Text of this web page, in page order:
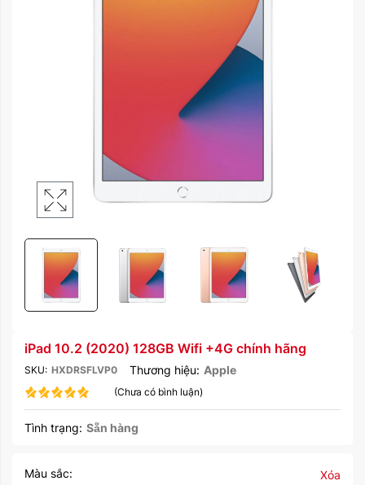
iPad 10.2 (2020) 128GB Wifi +4G chính hãng
SKU: HXDRSFLVP0 Thương hiệu: Apple
(Chưa có bình luận)
Tình trạng: Sẵn hàng
Màu sắc: Xóa